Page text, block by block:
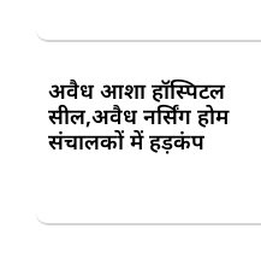
अवैध आशा हॉस्पिटल
सील,अवैध नर्सिंग होम
संचालकों में हड़कंप